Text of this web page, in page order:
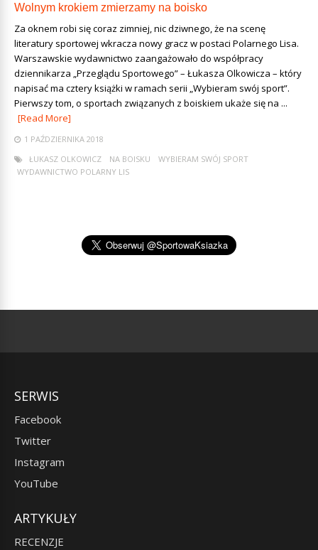
Wolnym krokiem zmierzamy na boisko
Za oknem robi się coraz zimniej, nic dziwnego, że na scenę
literatury sportowej wkracza nowy gracz w postaci Polarnego Lisa.
Warszawskie wydawnictwo zaangażowało do współpracy
dziennikarza „Przeglądu Sportowego” – Łukasza Olkowicza – który
napisać ma cztery książki w ramach serii „Wybieram swój sport”.
Pierwszy tom, o sportach związanych z boiskiem ukaże się na ...
[Read More]
1 PAŹDZIERNIKA 2018
ŁUKASZ OLKOWICZ
NA BOISKU
WYBIERAM SWÓJ SPORT
WYDAWNICTWO POLARNY LIS
SERWIS
Facebook
Twitter
Instagram
YouTube
ARTYKUŁY
RECENZJE